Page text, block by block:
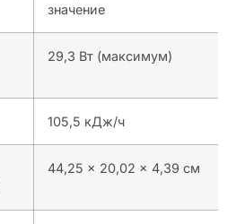
значение
29,3 Вт (максимум)
105,5 кДж/ч
44,25 x 20,02 x 4,39 см